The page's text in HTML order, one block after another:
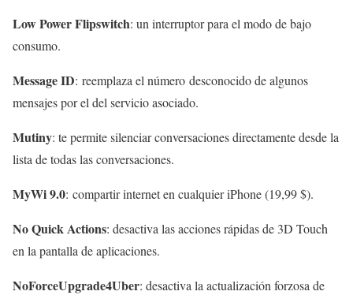
Low Power Flipswitch: un interruptor para el modo de bajo
consumo.
Message ID: reemplaza el número desconocido de algunos
mensajes por el del servicio asociado.
Mutiny: te permite silenciar conversaciones directamente desde la
lista de todas las conversaciones.
MyWi 9.0: compartir internet en cualquier iPhone (19,99 $).
No Quick Actions: desactiva las acciones rápidas de 3D Touch
en la pantalla de aplicaciones.
NoForceUpgrade4Uber: desactiva la actualización forzosa de